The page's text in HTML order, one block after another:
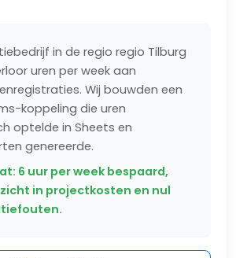
in de regio regio Tilburg
uren per week aan
Wij bouwden een
koppeling die uren
optelde in Sheets en
genereerde.
6 uur per week bespaard,
in projectkosten en nul